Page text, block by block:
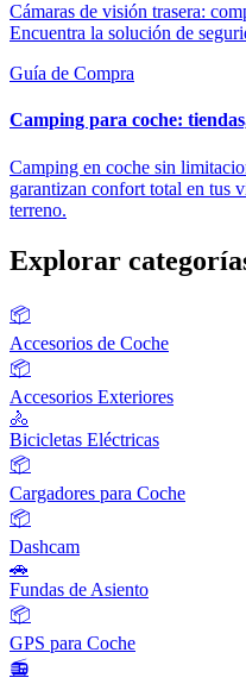
Cámaras de visión trasera:
Encuentra la solución de
Guía de Compra
Camping para coche:
Camping en coche sin
garantizan confort total en tus
terreno.
Explorar
📦
Accesorios de Coche
📦
Accesorios Exteriores
🚴
Bicicletas Eléctricas
📦
Cargadores para Coche
📦
Dashcam
🚗
Fundas de Asiento
📦
GPS para Coche
📻